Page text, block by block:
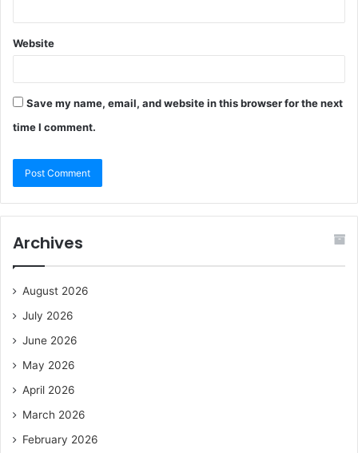
Website
Save my name, email, and website in this browser for the next
time I comment.
Archives
August 2026
July 2026
June 2026
May 2026
April 2026
March 2026
February 2026